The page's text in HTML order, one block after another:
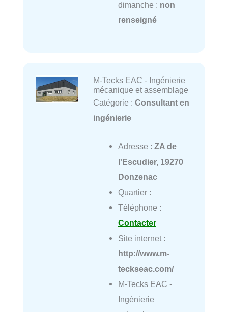
dimanche : non
renseigné
M-Tecks EAC - Ingénierie
mécanique et assemblage
Catégorie : Consultant en
ingénierie
Adresse : ZA de
l'Escudier, 19270
Donzenac
Quartier :
Téléphone :
Contacter
Site internet :
http://www.m-
teckseac.com/
M-Tecks EAC -
Ingénierie